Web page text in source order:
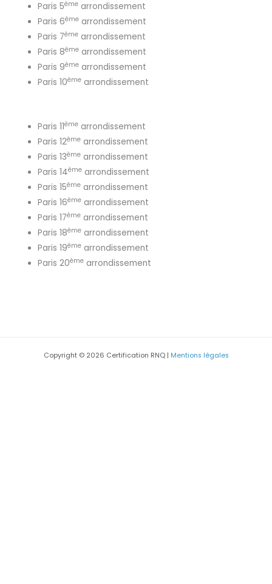
Paris 5ème arrondissement
Paris 6ème arrondissement
Paris 7ème arrondissement
Paris 8ème arrondissement
Paris 9ème arrondissement
Paris 10ème arrondissement
Paris 11ème arrondissement
Paris 12ème arrondissement
Paris 13ème arrondissement
Paris 14ème arrondissement
Paris 15ème arrondissement
Paris 16ème arrondissement
Paris 17ème arrondissement
Paris 18ème arrondissement
Paris 19ème arrondissement
Paris 20ème arrondissement
Copyright © 2026 Certification RNQ | Mentions légales